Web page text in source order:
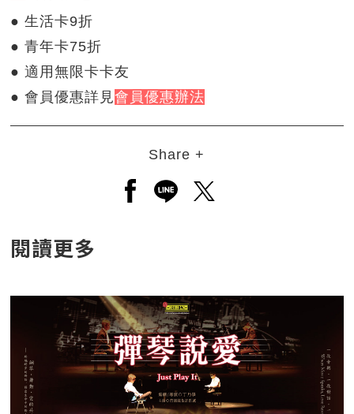
● 生活卡9折
● 青年卡75折
● 適用無限卡卡友
● 會員優惠詳見會員優惠辦法
Share +
另開新視窗分享至facebook
另開新視窗分享至line
另開新視窗分享至
閱讀更多